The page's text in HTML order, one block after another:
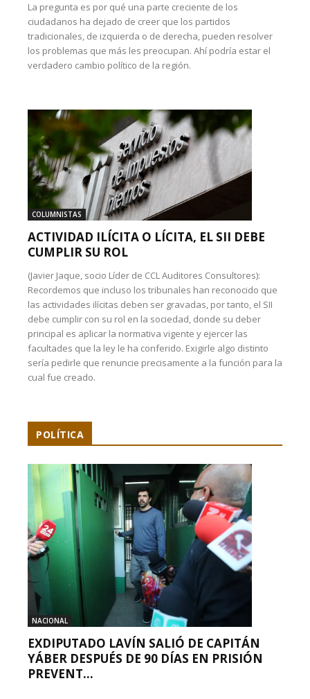
La pregunta es por qué una parte creciente de los
ciudadanos ha dejado de creer que los partidos
tradicionales, de izquierda o de derecha, pueden resolver
los problemas que más les preocupan. Ahí podría estar el
verdadero cambio político de la región.
COLUMNISTAS
ACTIVIDAD ILÍCITA O LÍCITA, EL SII DEBE
CUMPLIR SU ROL
(Javier Jaque, socio Líder de CCL Auditores Consultores):
Recordemos que incluso los tribunales han reconocido que
las actividades ilícitas deben ser gravadas, por tanto, el SII
debe cumplir con su rol en la sociedad, donde su deber
principal es aplicar la normativa vigente y ejercer las
facultades que la ley le ha conferido. Exigirle algo distinto
sería pedirle que renuncie precisamente a la función para la
cual fue creado.
POLÍTICA
NACIONAL
EXDIPUTADO LAVÍN SALIÓ DE CAPITÁN
YÁBER DESPUÉS DE 90 DÍAS EN PRISIÓN
PREVENT...